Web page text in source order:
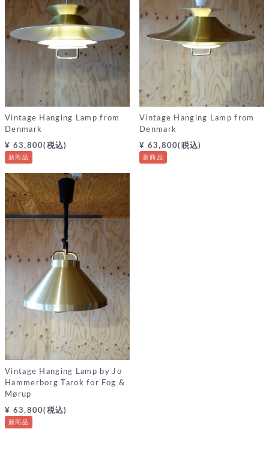
Vintage Hanging Lamp from
Denmark
¥ 63,800(税込)
新商品
Vintage Hanging Lamp from
Denmark
¥ 63,800(税込)
新商品
Vintage Hanging Lamp by Jo
Hammerborg Tarok for Fog &
Mørup
¥ 63,800(税込)
新商品